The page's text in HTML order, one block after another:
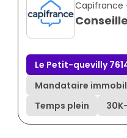
Capifrance
Le Petit-quevilly
Mandataire
Temps plein
30K-